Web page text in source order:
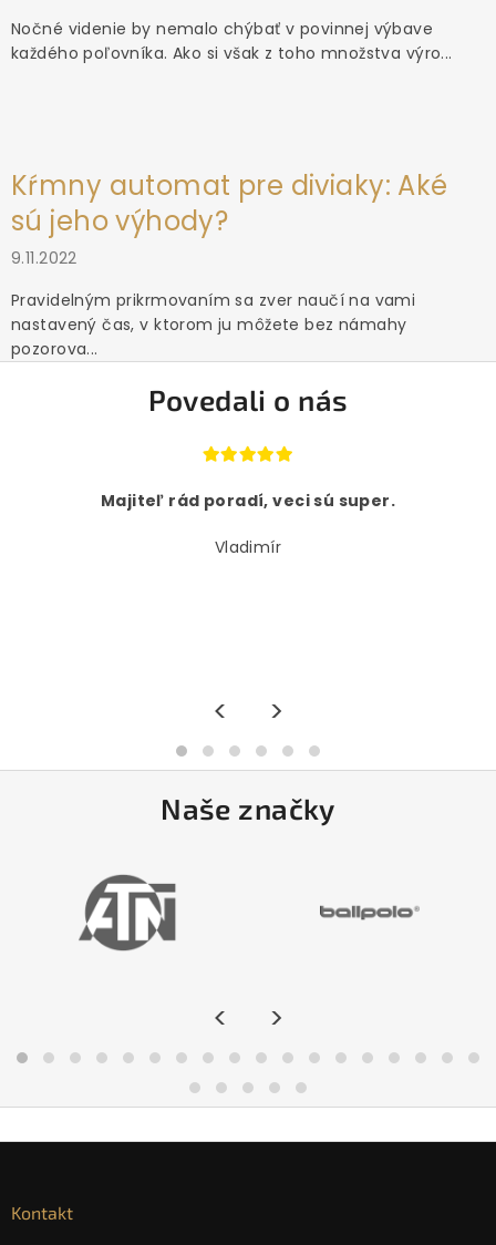
Nočné videnie by nemalo chýbať v povinnej výbave
každého poľovníka. Ako si však z toho množstva výro...
Kŕmny automat pre diviaky: Aké
sú jeho výhody?
9.11.2022
Pravidelným prikrmovaním sa zver naučí na vami
nastavený čas, v ktorom ju môžete bez námahy
pozorova...
Povedali o nás
Majiteľ rád poradí, veci sú super.
Vladimír
< >
Naše značky
< >
Kontakt